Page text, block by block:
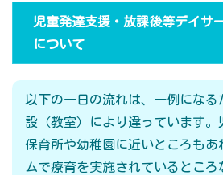
児童発達支援・放課後等デイサ
について
以下の一日の流れは、一例になる
設（教室）により違っています。
保育所や幼稚園に近いところもあ
ムで療育を実施されているところ